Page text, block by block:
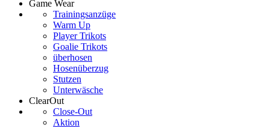
Game Wear
Trainingsanzüge
Warm Up
Player Trikots
Goalie Trikots
überhosen
Hosenüberzug
Stutzen
Unterwäsche
ClearOut
Close-Out
Aktion